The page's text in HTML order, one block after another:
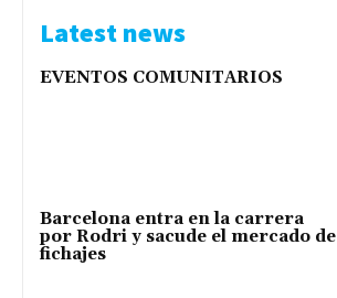
Latest news
EVENTOS COMUNITARIOS
Barcelona entra en la carrera
por Rodri y sacude el mercado de
fichajes